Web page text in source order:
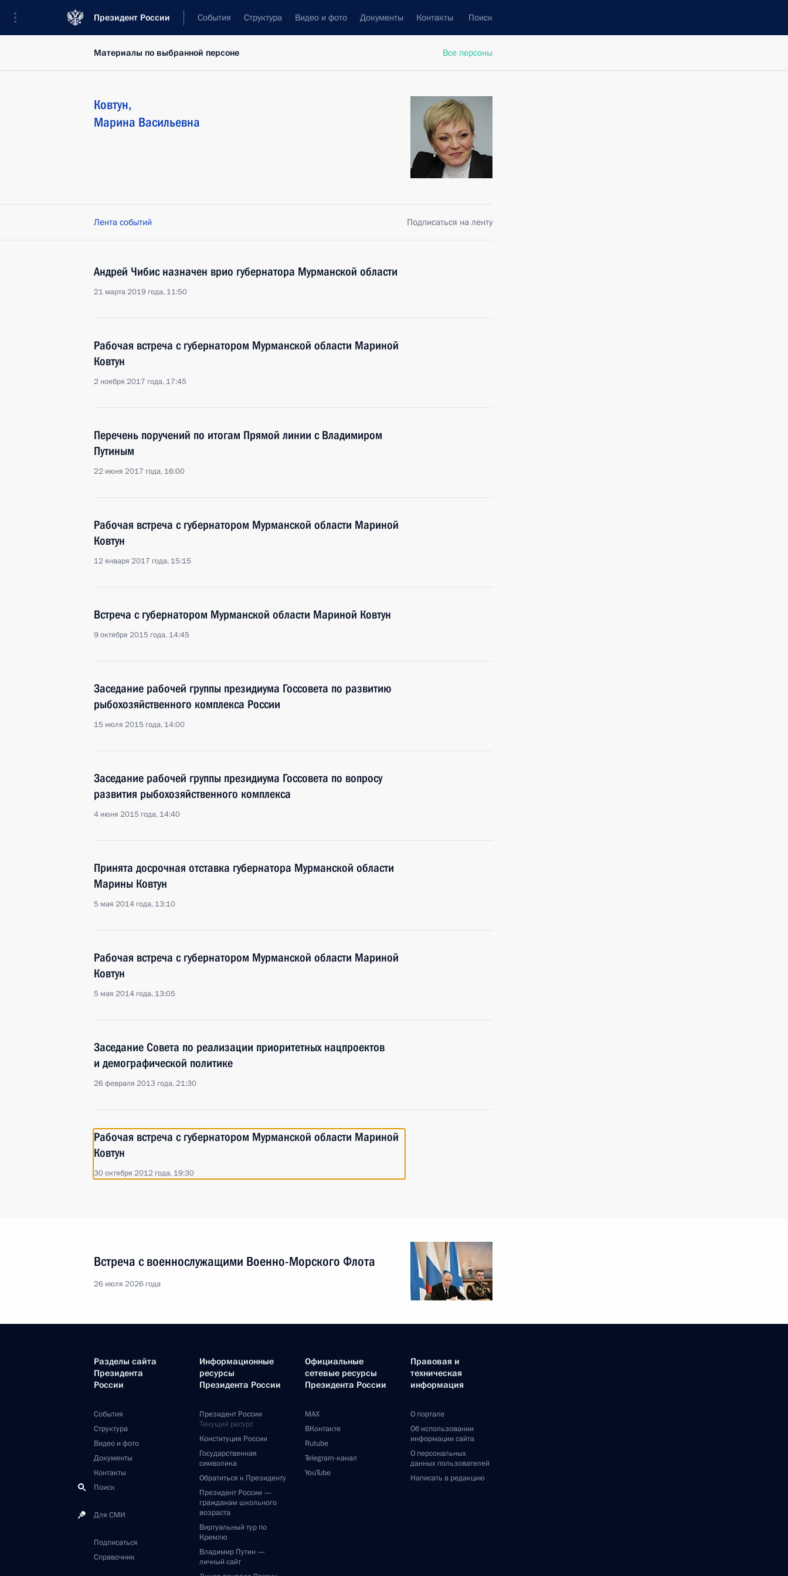
Президент России События Структура Видео и фото Документы Контакты Поиск
Все персоны
Материалы по выбранной персоне
Ковтун,
Марина Васильевна
Лента событий Подписаться на ленту
Андрей Чибис назначен врио губернатора Мурманской области
21 марта 2019 года, 11:50
Рабочая встреча с губернатором Мурманской области Мариной
Ковтун
2 ноября 2017 года, 17:45
Перечень поручений по итогам Прямой линии с Владимиром
Путиным
22 июня 2017 года, 16:00
Рабочая встреча с губернатором Мурманской области Мариной
Ковтун
12 января 2017 года, 15:15
Встреча с губернатором Мурманской области Мариной Ковтун
9 октября 2015 года, 14:45
Заседание рабочей группы президиума Госсовета по развитию
рыбохозяйственного комплекса России
15 июля 2015 года, 14:00
Заседание рабочей группы президиума Госсовета по вопросу
развития рыбохозяйственного комплекса
4 июня 2015 года, 14:40
Принята досрочная отставка губернатора Мурманской области
Марины Ковтун
5 мая 2014 года, 13:10
Рабочая встреча с губернатором Мурманской области Мариной
Ковтун
5 мая 2014 года, 13:05
Заседание Совета по реализации приоритетных нацпроектов
и демографической политике
26 февраля 2013 года, 21:30
Рабочая встреча с губернатором Мурманской области Мариной
Ковтун
30 октября 2012 года, 19:30
Встреча с военнослужащими Военно-Морского Флота
26 июля 2026 года
Разделы сайта
Президента
России
События
Структура
Видео и фото
Документы
Контакты
Поиск
Для СМИ
Подписаться
Справочник
Информационные
ресурсы
Президента России
Президент России
Текущий ресурс
Конституция России
Государственная
символика
Обратиться к Президенту
Президент России —
гражданам школьного
возраста
Виртуальный тур по
Кремлю
Владимир Путин —
личный сайт
Официальные
сетевые ресурсы
Президента России
MAX
ВКонтакте
Rutube
Telegram-канал
YouTube
Правовая и
техническая
информация
О портале
Об использовании
информации сайта
О персональных
данных пользователей
Написать в редакцию